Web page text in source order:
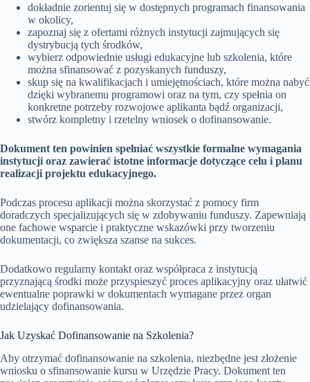
dokładnie zorientuj się w dostępnych programach finansowania
w okolicy,
zapoznaj się z ofertami różnych instytucji zajmujących się
dystrybucją tych środków,
wybierz odpowiednie usługi edukacyjne lub szkolenia, które
można sfinansować z pozyskanych funduszy,
skup się na kwalifikacjach i umiejętnościach, które można nabyć
dzięki wybranemu programowi oraz na tym, czy spełnia on
konkretne potrzeby rozwojowe aplikanta bądź organizacji,
stwórz kompletny i rzetelny wniosek o dofinansowanie.
Dokument ten powinien spełniać wszystkie formalne wymagania
instytucji oraz zawierać istotne informacje dotyczące celu i planu
realizacji projektu edukacyjnego.
Podczas procesu aplikacji można skorzystać z pomocy firm
doradczych specjalizujących się w zdobywaniu funduszy. Zapewniają
one fachowe wsparcie i praktyczne wskazówki przy tworzeniu
dokumentacji, co zwiększa szanse na sukces.
Dodatkowo regularny kontakt oraz współpraca z instytucją
przyznającą środki może przyspieszyć proces aplikacyjny oraz ułatwić
ewentualne poprawki w dokumentach wymagane przez organ
udzielający dofinansowania.
Jak Uzyskać Dofinansowanie na Szkolenia?
Aby otrzymać dofinansowanie na szkolenia, niezbędne jest złożenie
wniosku o sfinansowanie kursu w Urzędzie Pracy. Dokument ten